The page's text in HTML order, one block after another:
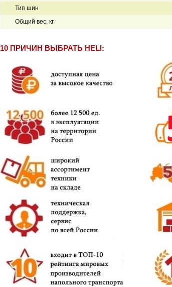
Тип шин
Общий вес, кг
10 ПРИЧИН ВЫБРАТЬ HELI: